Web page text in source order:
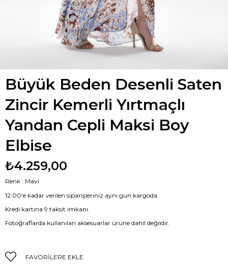
Büyük Beden Desenli Saten
Zincir Kemerli Yırtmaçlı
Yandan Cepli Maksi Boy
Elbise
₺4.259,00
Renk : Mavi
12:00‘e kadar verilen siparişleriniz aynı gün kargoda.
Kredi kartına 9 taksit imkanı.
Fotoğraflarda kullanılan aksesuarlar ürüne dahil değildir.
FAVORILERE EKLE